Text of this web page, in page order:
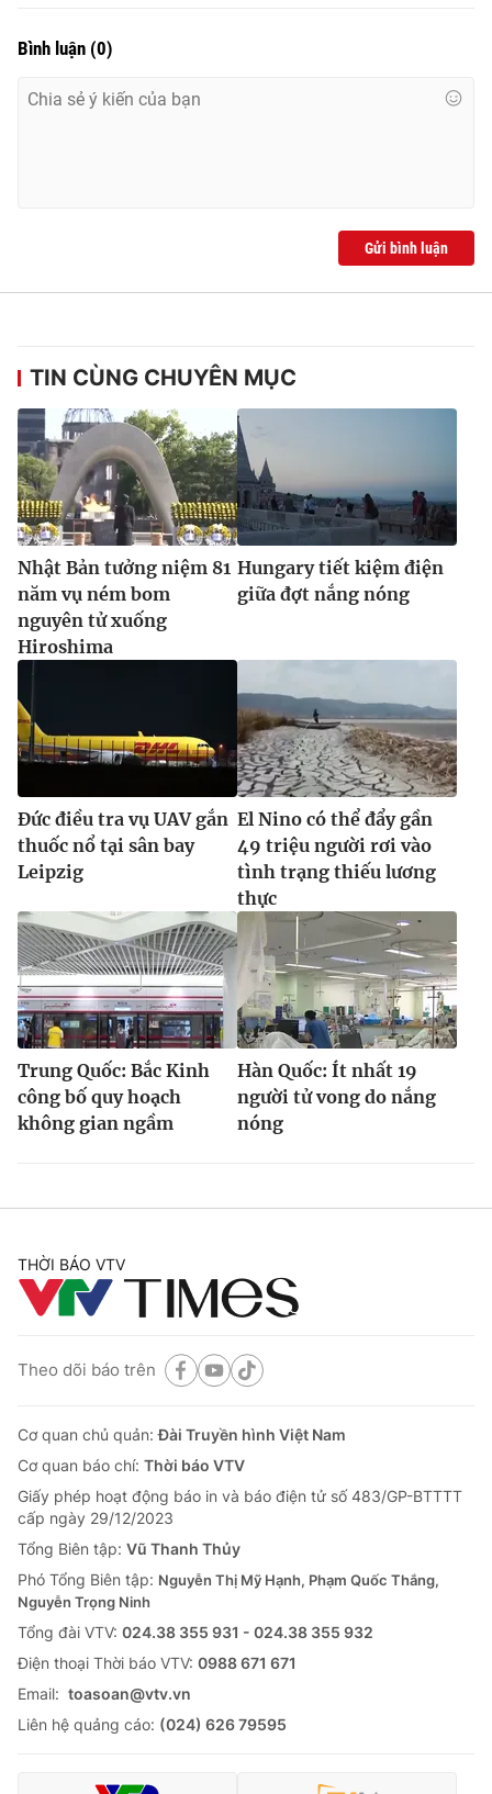
Theo dõi báo trên
Cơ quan chủ quản:Đài Truyền hình Việt Nam
Nguyễn Thị Mỹ Hạnh, Phạm Quốc Thắng,
Tổng đài VTV:024.38 355 931 - 024.38 355 932
toasoan@vtv.vn
Liên hệ quảng cáo: 024-7300.7108
® Cấm sao chép dưới mọi hình thức nếu không có sự chấp
thuận bằng văn bản. Ghi rõ nguồn VTV.vn khi phát hành lại
thông tin từ website này.
Bình luận (0)
Gửi bình luận
TIN CÙNG CHUYÊN MỤC
Nhật Bản tưởng niệm 81
năm vụ ném bom
nguyên tử xuống
Hiroshima
Hungary tiết kiệm điện
giữa đợt nắng nóng
Đức điều tra vụ UAV gắn
thuốc nổ tại sân bay
Leipzig
El Nino có thể đẩy gần
49 triệu người rơi vào
tình trạng thiếu lương
thực
Trung Quốc: Bắc Kinh
công bố quy hoạch
không gian ngầm
Hàn Quốc: Ít nhất 19
người tử vong do nắng
nóng
THỜI BÁO VTV
Theo dõi báo trên
Cơ quan chủ quản:Đài Truyền hình Việt Nam
Cơ quan báo chí: Thời báo VTV
Giấy phép hoạt động báo in và báo điện tử số 483/GP-BTTTT
cấp ngày 29/12/2023
Tổng Biên tập: Vũ Thanh Thủy
Phó Tổng Biên tập: Nguyễn Thị Mỹ Hạnh, Phạm Quốc Thắng,
Nguyễn Trọng Ninh
Tổng đài VTV: 024.38 355 931 - 024.38 355 932
Ðiện thoại Thời báo VTV: 0988 671 671
Email: toasoan@vtv.vn
Liên hệ quảng cáo: (024) 626 79595